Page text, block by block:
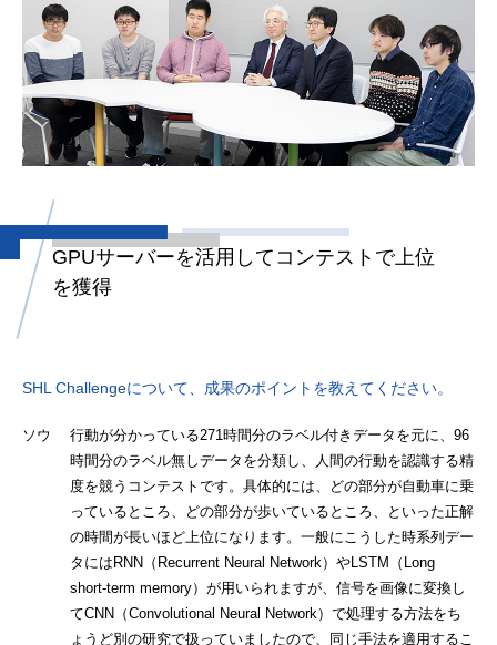
GPUサーバーを活用して コンテストで上位
を獲得
SHL Challengeについて、成果のポイントを教えてください。
ソウ 行動が分かっている271時間分のラベル付きデータを元に、96
時間分のラベル無しデータを分類し、人間の行動を認識する精
度を競うコンテストです。具体的には、どの部分が自動車に乗
っているところ、どの部分が歩いているところ、といった正解
の時間が長いほど上位になります。一般にこうした時系列デー
タにはRNN（Recurrent Neural Network）やLSTM（Long
short-term memory）が用いられますが、信号を画像に変換し
てCNN（Convolutional Neural Network）で処理する方法をち
ょうど別の研究で扱っていましたので、同じ手法を適用するこ